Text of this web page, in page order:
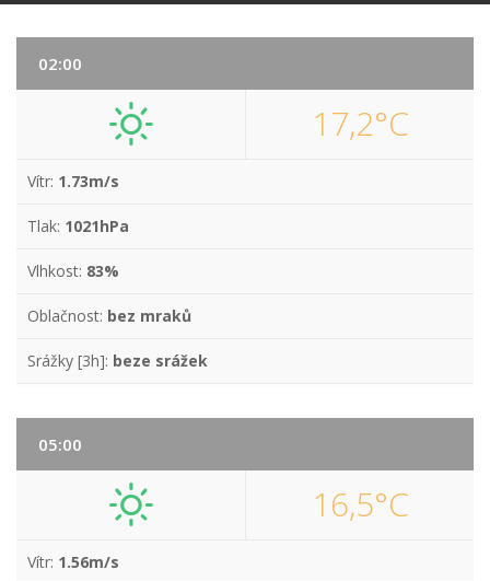
02:00
17,2°C
Vítr: 1.73m/s
Tlak: 1021hPa
Vlhkost: 83%
Oblačnost: bez mraků
Srážky [3h]: beze srážek
05:00
16,5°C
Vítr: 1.56m/s